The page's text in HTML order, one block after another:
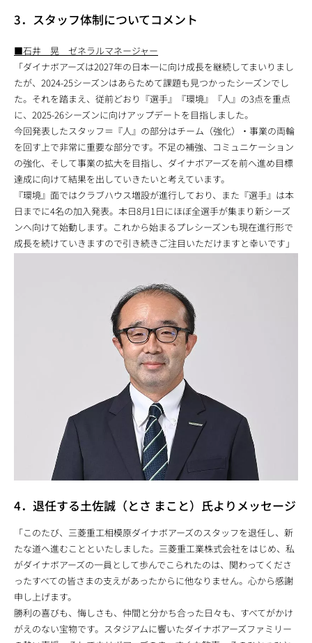
3．スタッフ体制についてコメント
■石井 晃 ゼネラルマネージャー
「ダイナボアーズは2027年の日本一に向け成長を継続してまいりまし
たが、2024-25シーズンはあらためて課題も見つかったシーズンでし
た。それを踏まえ、従前どおり『選手』『環境』『人』の3点を重点
に、2025-26シーズンに向けアップデートを目指しました。
今回発表したスタッフ＝『人』の部分はチーム（強化）・事業の両輪
を回す上で非常に重要な部分です。不足の補強、コミュニケーション
の強化、そして事業の拡大を目指し、ダイナボアーズを前へ進め目標
達成に向けて結果を出していきたいと考えています。
『環境』面ではクラブハウス増設が進行しており、また『選手』は本
日までに4名の加入発表。本日8月1日にほぼ全選手が集まり新シーズ
ンへ向けて始動します。これから始まるプレシーズンも現在進行形で
成長を続けていきますので引き続きご注目いただけますと幸いです」
4．退任する土佐誠（とさ まこと）氏よりメッセージ
「このたび、三菱重工相模原ダイナボアーズのスタッフを退任し、新
たな道へ進むことといたしました。三菱重工業株式会社をはじめ、私
がダイナボアーズの一員として歩んでこられたのは、関わってくださ
ったすべての皆さまの支えがあったからに他なりません。心から感謝
申し上げます。
勝利の喜びも、悔しさも、仲間と分かち合った日々も、すべてがかけ
がえのない宝物です。スタジアムに響いたダイナボアーズファミリー